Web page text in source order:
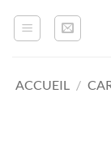
ACCUEIL /